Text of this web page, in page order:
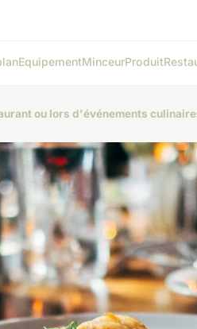
EquipementMinceurProduit
ou lors d'événements